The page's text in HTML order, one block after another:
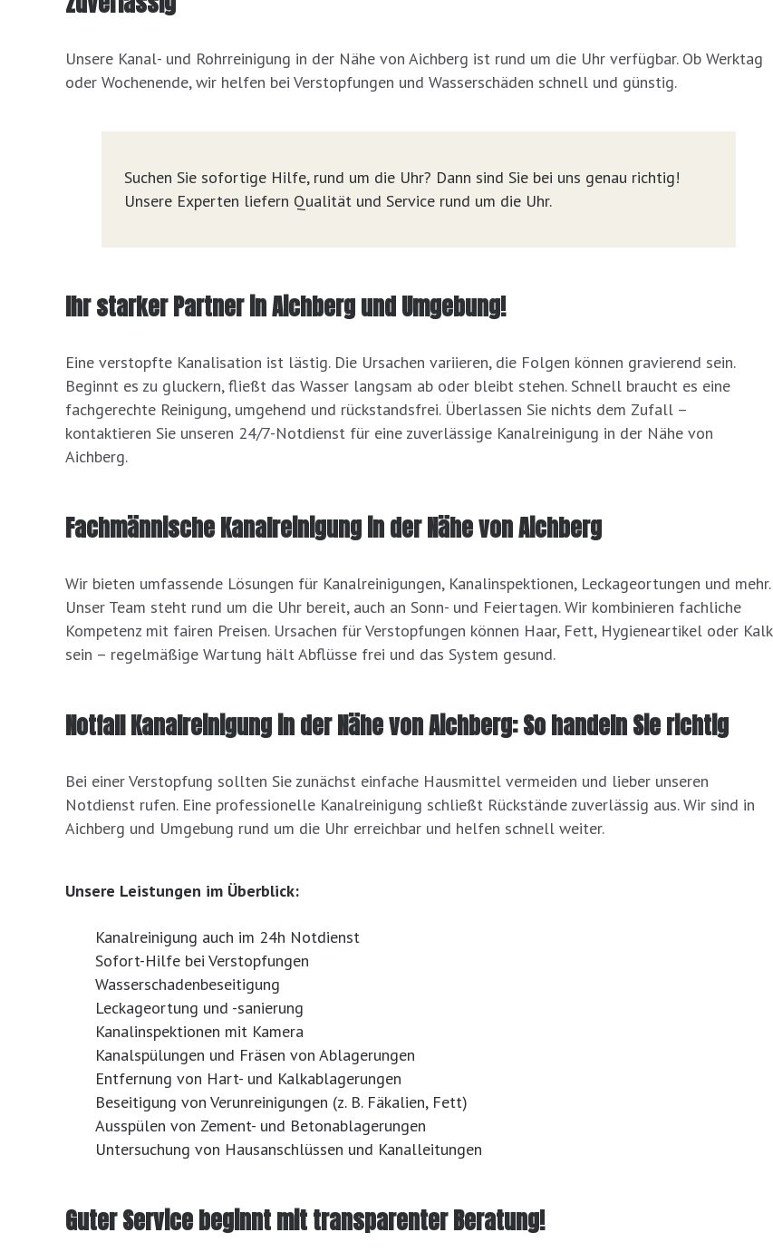
Unsere Kanal- und Rohrreinigung in der Nähe von Aichberg ist rund um die Uhr verfügbar. Ob Werktag
oder Wochenende, wir helfen bei Verstopfungen und Wasserschäden schnell und günstig.
Suchen Sie sofortige Hilfe, rund um die Uhr? Dann sind Sie bei uns genau richtig!
Unsere Experten liefern Qualität und Service rund um die Uhr.
Ihr starker Partner in Aichberg und Umgebung!
Eine verstopfte Kanalisation ist lästig. Die Ursachen variieren, die Folgen können gravierend sein.
Beginnt es zu gluckern, fließt das Wasser langsam ab oder bleibt stehen. Schnell braucht es eine
fachgerechte Reinigung, umgehend und rückstandsfrei. Überlassen Sie nichts dem Zufall –
kontaktieren Sie unseren 24/7-Notdienst für eine zuverlässige Kanalreinigung in der Nähe von
Aichberg.
Fachmännische Kanalreinigung in der Nähe von Aichberg
Wir bieten umfassende Lösungen für Kanalreinigungen, Kanalinspektionen, Leckageortungen und mehr.
Unser Team steht rund um die Uhr bereit, auch an Sonn- und Feiertagen. Wir kombinieren fachliche
Kompetenz mit fairen Preisen. Ursachen für Verstopfungen können Haar, Fett, Hygieneartikel oder Kalk
sein – regelmäßige Wartung hält Abflüsse frei und das System gesund.
Notfall Kanalreinigung in der Nähe von Aichberg: So handeln Sie richtig
Bei einer Verstopfung sollten Sie zunächst einfache Hausmittel vermeiden und lieber unseren
Notdienst rufen. Eine professionelle Kanalreinigung schließt Rückstände zuverlässig aus. Wir sind in
Aichberg und Umgebung rund um die Uhr erreichbar und helfen schnell weiter.
Unsere Leistungen im Überblick:
Kanalreinigung auch im 24h Notdienst
Sofort-Hilfe bei Verstopfungen
Wasserschadenbeseitigung
Leckageortung und -sanierung
Kanalinspektionen mit Kamera
Kanalspülungen und Fräsen von Ablagerungen
Entfernung von Hart- und Kalkablagerungen
Beseitigung von Verunreinigungen (z. B. Fäkalien, Fett)
Ausspülen von Zement- und Betonablagerungen
Untersuchung von Hausanschlüssen und Kanalleitungen
Guter Service beginnt mit transparenter Beratung!